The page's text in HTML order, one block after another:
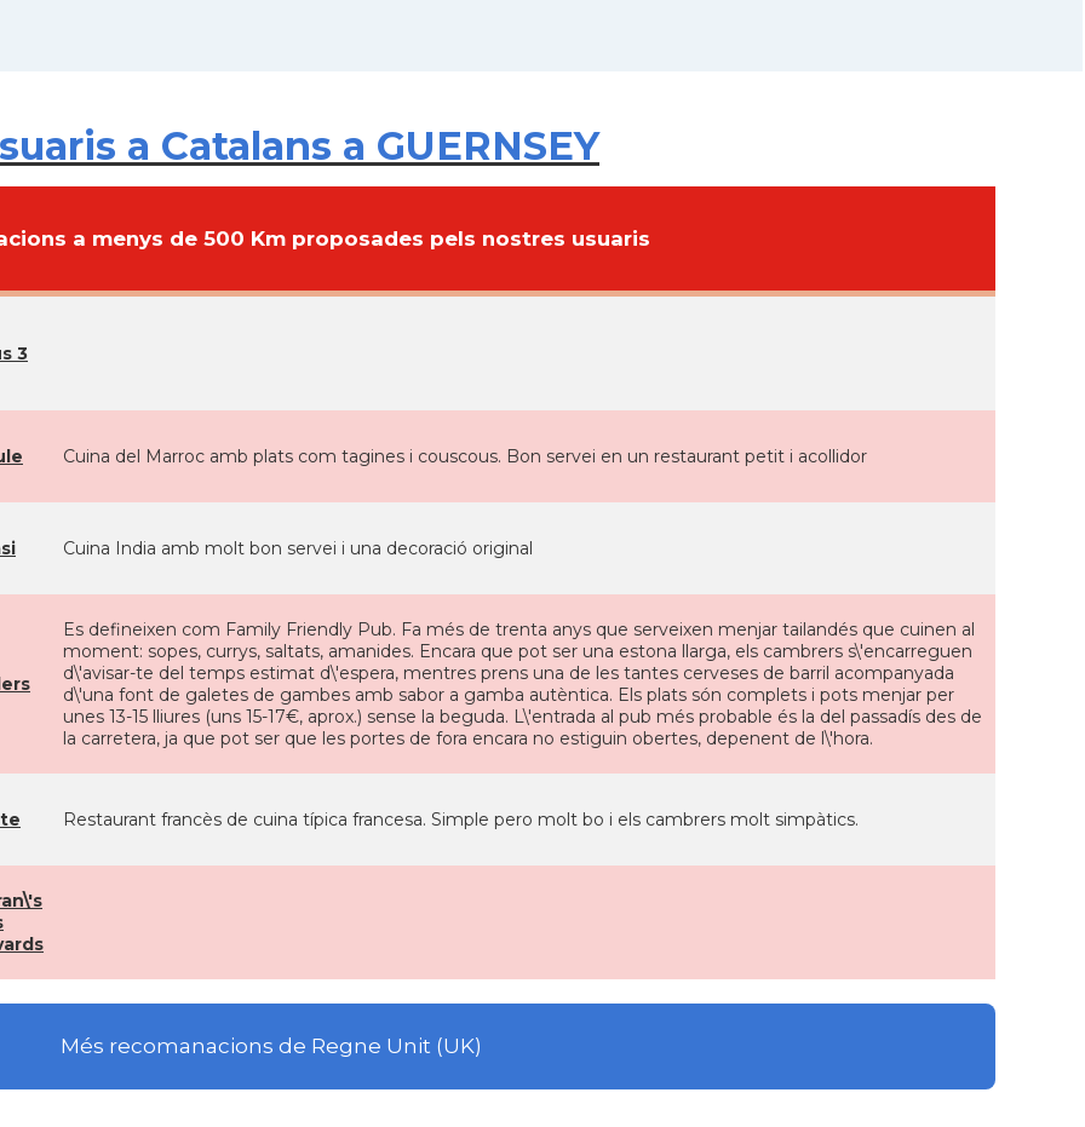
a Catalans a GUERNSEY
a menys de 500 Km proposades pels nostres usuaris
3
Cuina del Marroc amb plats com tagines i couscous. Bon servei en un restaurant petit i acollidor
Cuina India amb molt bon servei i una decoració original
Es defineixen com Family Friendly Pub. Fa més de trenta anys que serveixen menjar tailandés que cuinen al
moment: sopes, currys, saltats, amanides. Encara que pot ser una estona llarga, els cambrers s\'encarreguen
d\'avisar-te del temps estimat d\'espera, mentres prens una de les tantes cerveses de barril acompanyada
d\'una font de galetes de gambes amb sabor a gamba autèntica. Els plats són complets i pots menjar per
unes 13-15 lliures (uns 15-17€, aprox.) sense la beguda. L\'entrada al pub més probable és la del passadís des de
la carretera, ja que pot ser que les portes de fora encara no estiguin obertes, depenent de l\'hora.
Restaurant francès de cuina típica francesa. Simple pero molt bo i els cambrers molt simpàtics.
Més recomanacions de Regne Unit (UK)